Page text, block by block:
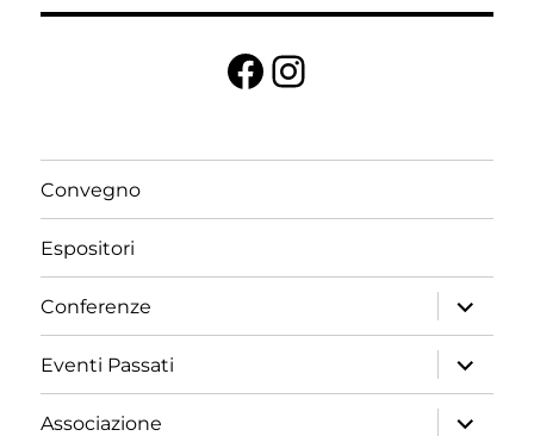
Facebook
Instagram
Convegno
Espositori
Conferenze
expand
child
menu
Eventi Passati
expand
child
menu
Associazione
expand